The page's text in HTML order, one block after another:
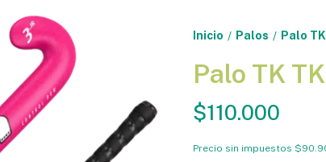
Inicio / Palos / Palo
Palo TK
$110.000
Precio sin impuestos